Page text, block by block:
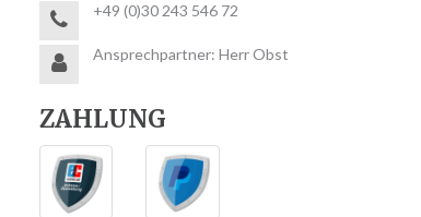
+49 (0)30 243 546 72
Ansprechpartner: Herr Obst
ZAHLUNG